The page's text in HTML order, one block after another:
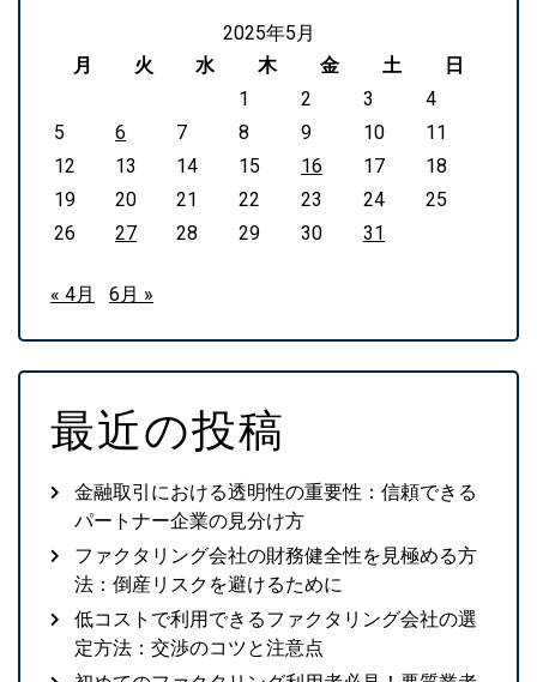
2025年5月
月
火 水 木 金 土
日
1
2 3
4
5
6 7 8 9 10
11
12
13 14 15 16 17
18
19
20 21 22 23 24
25
26
27 28 29 30 31
« 4月 6月 »
最近の投稿
金融取引における透明性の重要性：信頼できる
パートナー企業の見分け方
ファクタリング会社の財務健全性を見極める方
法：倒産リスクを避けるために
低コストで利用できるファクタリング会社の選
定方法：交渉のコツと注意点